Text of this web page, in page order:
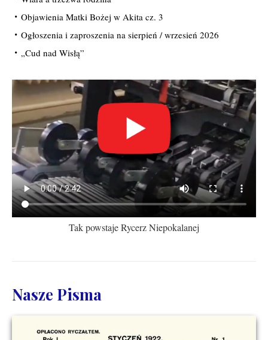
Objawienia Matki Bożej w Akita cz. 3
Ogłoszenia i zaproszenia na sierpień / wrzesień 2026
„Cud nad Wisłą”
Tak powstaje Rycerz Niepokalanej
Nasze Pisma